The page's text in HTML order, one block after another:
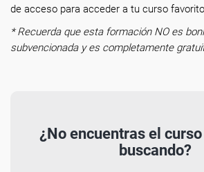
de acceso para acceder a tu curso
* Recuerda que esta formación NO es
subvencionada y es completamente
¿No encuentras el
buscando?